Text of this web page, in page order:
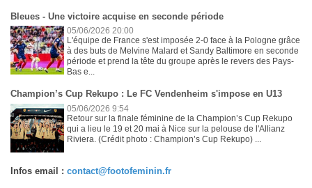
Bleues - Une victoire acquise en seconde période
05/06/2026 20:00
L'équipe de France s'est imposée 2-0 face à la Pologne grâce
à des buts de Melvine Malard et Sandy Baltimore en seconde
période et prend la tête du groupe après le revers des Pays-
Bas e...
Champion’s Cup Rekupo : Le FC Vendenheim s'impose en U13
05/06/2026 9:54
Retour sur la finale féminine de la Champion’s Cup Rekupo
qui a lieu le 19 et 20 mai à Nice sur la pelouse de l'Allianz
Riviera. (Crédit photo : Champion’s Cup Rekupo) ...
Infos email : contact@footofeminin.fr